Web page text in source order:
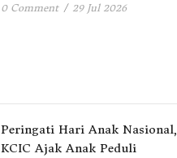
0 Comment / 29 Jul 2026
Peringati Hari Anak Nasional,
KCIC Ajak Anak Peduli